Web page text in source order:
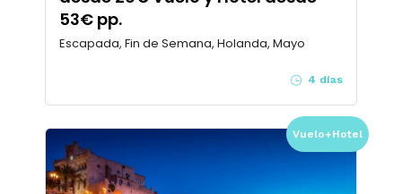
53€ pp.
Escapada, Fin de Semana, Holanda, Mayo
4 días
Vuelo+Hotel